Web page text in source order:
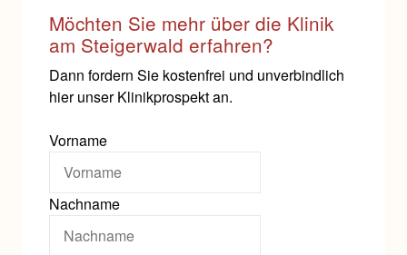
Möchten Sie mehr über die Klinik
am Steigerwald erfahren?
Dann fordern Sie kostenfrei und unverbindlich
hier unser Klinikprospekt an.
Vorname
Nachname